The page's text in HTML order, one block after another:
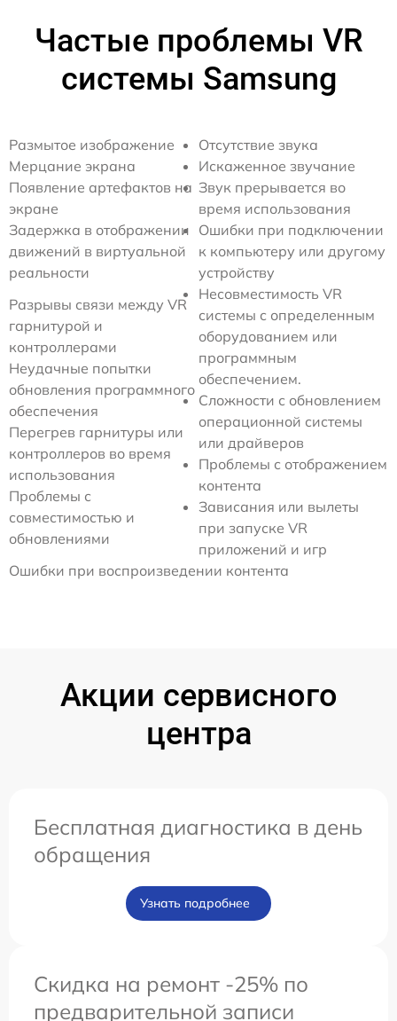
Частые проблемы VR
системы Samsung
Размытое изображение
Мерцание экрана
Появление артефактов на
экране
Задержка в отображении
движений в виртуальной
реальности
Отсутствие звука
Искаженное звучание
Звук прерывается во
время использования
Ошибки при подключении
к компьютеру или другому
устройству
Разрывы связи между VR
гарнитурой и
контроллерами
Неудачные попытки
обновления программного
обеспечения
Перегрев гарнитуры или
контроллеров во время
использования
Проблемы с
совместимостью и
обновлениями
Несовместимость VR
системы с определенным
оборудованием или
программным
обеспечением.
Сложности с обновлением
операционной системы
или драйверов
Проблемы с отображением
контента
Зависания или вылеты
при запуске VR
приложений и игр
Ошибки при воспроизведении контента
Акции сервисного
центра
Бесплатная диагностика в день
обращения
Узнать подробнее
Скидка на ремонт -25% по
предварительной записи